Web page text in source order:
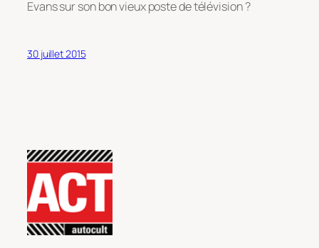
Evans sur son bon vieux poste de télévision ?
30 juillet 2015